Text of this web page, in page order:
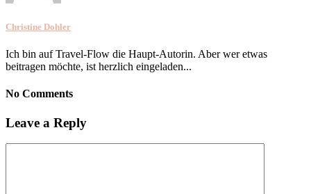
Christine Dohler
Ich bin auf Travel-Flow die Haupt-Autorin. Aber wer etwas
beitragen möchte, ist herzlich eingeladen...
No Comments
Leave a Reply